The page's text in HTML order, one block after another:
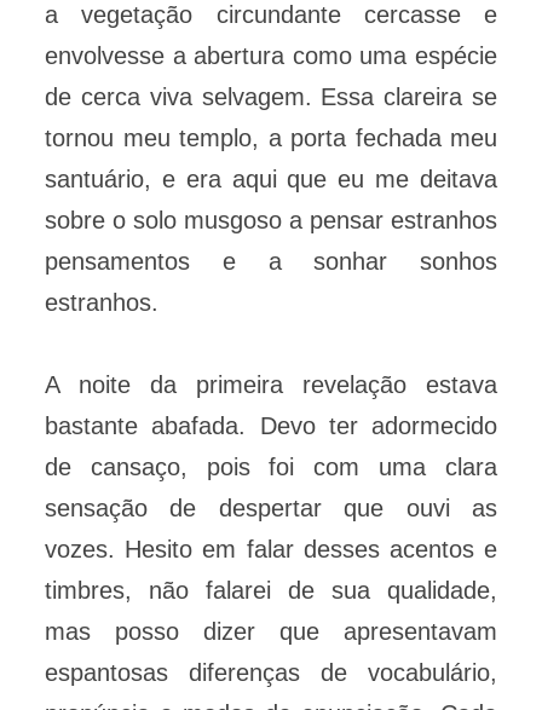
a vegetação circundante cercasse e
envolvesse a abertura como uma espécie
de cerca viva selvagem. Essa clareira se
tornou meu templo, a porta fechada meu
santuário, e era aqui que eu me deitava
sobre o solo musgoso a pensar estranhos
pensamentos e a sonhar sonhos
estranhos.
A noite da primeira revelação estava
bastante abafada. Devo ter adormecido
de cansaço, pois foi com uma clara
sensação de despertar que ouvi as
vozes. Hesito em falar desses acentos e
timbres, não falarei de sua qualidade,
mas posso dizer que apresentavam
espantosas diferenças de vocabulário,